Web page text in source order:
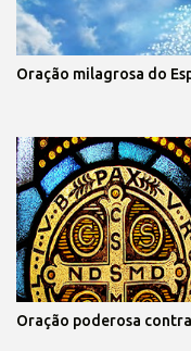
Oração milagrosa do
Oração poderosa